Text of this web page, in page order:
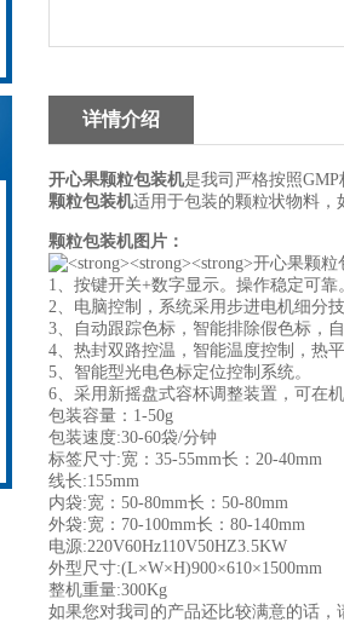
详情介绍
开心果颗粒包装机是我司严格按照
颗粒包装机适用于包装的颗粒状物料
颗粒包装机图片：
1、按键开关+数字显示。操作稳定可靠
2、电脑控制，系统采用步进电机细分
3、自动跟踪色标，智能排除假色标，
4、热封双路控温，智能温度控制，热
5、智能型光电色标定位控制系统。
6、 采用新摇盘式容杯调整装置，可在
包装容量：1-50g
包装速度:30-60袋/分钟
标签尺寸:宽：35-55mm长：20-40mm
线长:155mm
内袋:宽：50-80mm长：50-80mm
外袋:宽：70-100mm长：80-140mm
电源:220V60Hz110V50HZ3.5KW
外型尺寸:(L×W×H)900×610×1500mm
整机重量:300Kg
如果您对我司的产品还比较满意的话